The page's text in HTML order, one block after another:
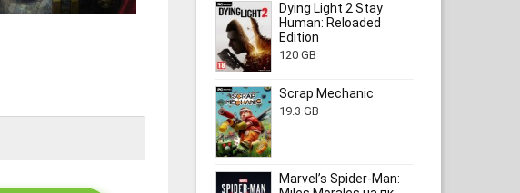
Dying Light 2 Stay
Human: Reloaded
Edition
120 GB
Scrap Mechanic
19.3 GB
Marvel’s Spider-Man: